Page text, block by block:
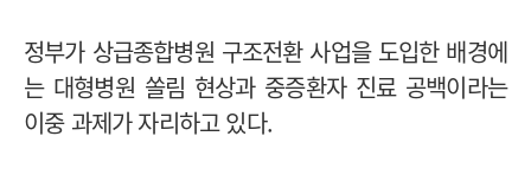
정부가 상급종합병원 구조전환 사업을 도입한 배경에
는 대형병원 쏠림 현상과 중증환자 진료 공백이라는
이중 과제가 자리하고 있다.